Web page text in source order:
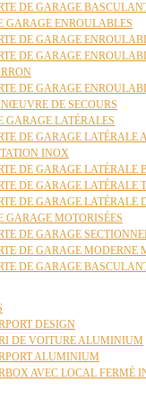
DE GARAGE
GARAGE ENROULABLES
DE GARAGE
DE GARAGE
DE GARAGE
DE SECOURS
GARAGE LATÉRALES
DE GARAGE LATÉRALE
INOX
DE GARAGE LATÉRALE
DE GARAGE LATÉRALE
DE GARAGE LATÉRALE
GARAGE MOTORISÉES
DE GARAGE
DE GARAGE MODERNE
DE GARAGE
DESIGN
DE VOITURE ALUMINIUM
ALUMINIUM
AVEC LOCAL FERMÉ